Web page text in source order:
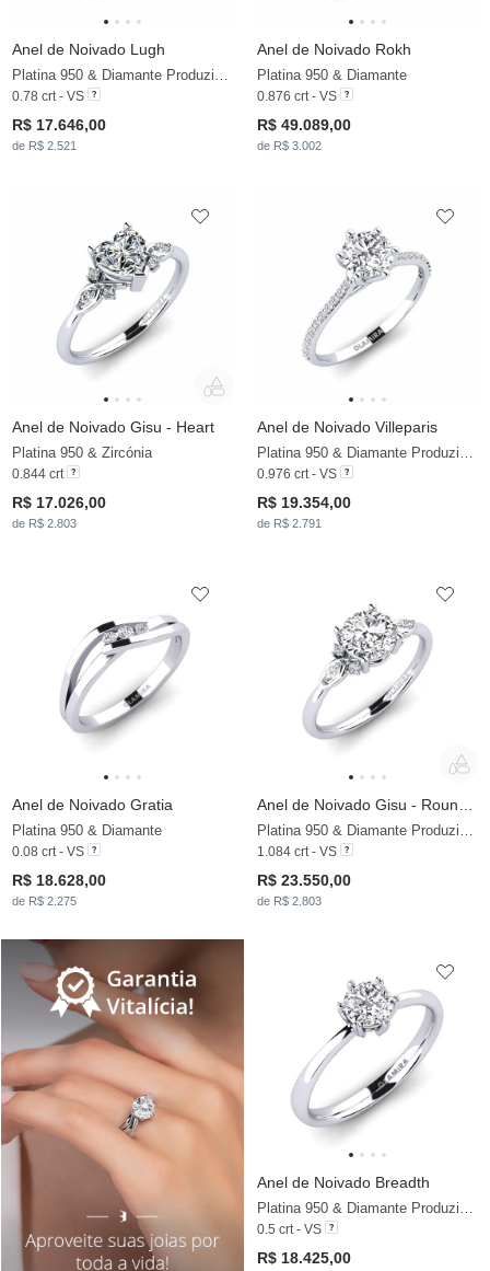
Anel de Noivado Lugh
Platina 950 & Diamante Produzido em Laboratório
0.78 crt - VS
R$ 17.646,00
de R$ 2.521
Anel de Noivado Rokh
Platina 950 & Diamante
0.876 crt - VS
R$ 49.089,00
de R$ 3.002
Anel de Noivado Gisu - Heart
Platina 950 & Zircónia
0.844 crt
R$ 17.026,00
de R$ 2.803
Anel de Noivado Villeparis
Platina 950 & Diamante Produzido em Laboratório
0.976 crt - VS
R$ 19.354,00
de R$ 2.791
Anel de Noivado Gratia
Platina 950 & Diamante
0.08 crt - VS
R$ 18.628,00
de R$ 2.275
Platina 950 & Diamante Produzido em Laboratório
1.084 crt - VS
R$ 23.550,00
de R$ 2.803
Anel de Noivado Breadth
Platina 950 & Diamante Produzido em Laboratório
0.5 crt - VS
R$ 18.425,00